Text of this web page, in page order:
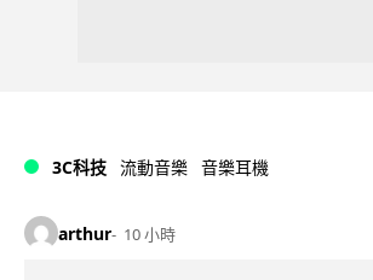
3C科技 流動音樂 音樂耳機
arthur 10 小時